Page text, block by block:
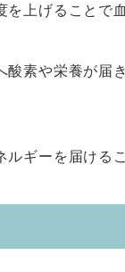
上げることで
素や栄養が届
ギーを届ける